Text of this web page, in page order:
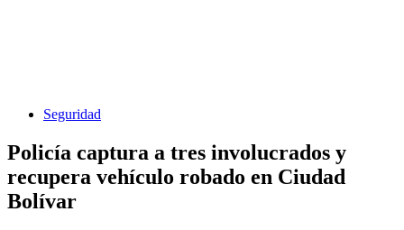
Seguridad
Policía captura a tres involucrados y
recupera vehículo robado en Ciudad
Bolívar